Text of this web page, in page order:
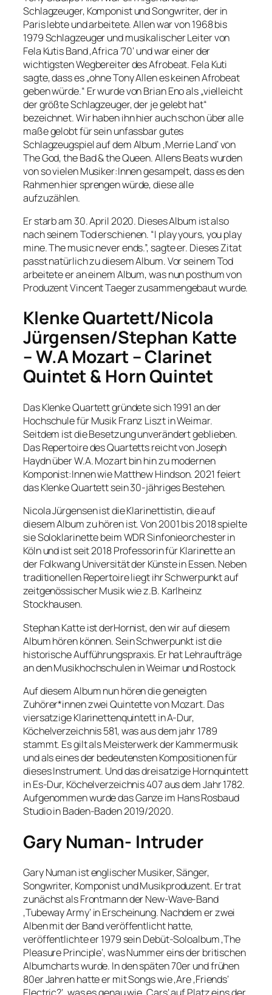
Schlagzeuger, Komponist und Songwriter, der in
Paris lebte und arbeitete. Allen war von 1968 bis
1979 Schlagzeuger und musikalischer Leiter von
Fela Kutis Band ‚Africa ’70‘ und war einer der
wichtigsten Wegbereiter des Afrobeat. Fela Kuti
sagte, dass es „ohne Tony Allen es keinen Afrobeat
geben würde.“ Er wurde von Brian Eno als „vielleicht
der größte Schlagzeuger, der je gelebt hat“
bezeichnet. Wir haben ihn hier auch schon über alle
maße gelobt für sein unfassbar gutes
Schlagzeugspiel auf dem Album ‚Merrie Land‘ von
The God, the Bad & the Queen. Allens Beats wurden
von so vielen Musiker:Innen gesampelt, dass es den
Rahmen hier sprengen würde, diese alle
aufzuzählen.
Er starb am 30. April 2020. Dieses Album ist also
nach seinem Tod erschienen. “I play yours, you play
mine. The music never ends.”, sagte er. Dieses Zitat
passt natürlich zu diesem Album. Vor seinem Tod
arbeitete er an einem Album, was nun posthum von
Produzent Vincent Taeger zusammengebaut wurde.
Klenke Quartett/Nicola
Jürgensen/Stephan Katte
– W.A Mozart – Clarinet
Quintet & Horn Quintet
Das Klenke Quartett gründete sich 1991 an der
Hochschule für Musik Franz Liszt in Weimar.
Seitdem ist die Besetzung unverändert geblieben.
Das Repertoire des Quartetts reicht von Joseph
Haydn über W.A. Mozart bin hin zu modernen
Komponist:Innen wie Matthew Hindson. 2021 feiert
das Klenke Quartett sein 30-jähriges Bestehen.
Nicola Jürgensen ist die Klarinettistin, die auf
diesem Album zu hören ist. Von 2001 bis 2018 spielte
sie Soloklarinette beim WDR Sinfonieorchester in
Köln und ist seit 2018 Professorin für Klarinette an
der Folkwang Universität der Künste in Essen. Neben
traditionellen Repertoire liegt ihr Schwerpunkt auf
zeitgenössischer Musik wie z.B. Karlheinz
Stockhausen.
Stephan Katte ist derHornist, den wir auf diesem
Album hören können. Sein Schwerpunkt ist die
historische Aufführungspraxis. Er hat Lehraufträge
an den Musikhochschulen in Weimar und Rostock
Auf diesem Album nun hören die geneigten
Zuhörer*innen zwei Quintette von Mozart. Das
viersatzige Klarinettenquintett in A-Dur,
Köchelverzeichnis 581, was aus dem jahr 1789
stammt. Es gilt als Meisterwerk der Kammermusik
und als eines der bedeutensten Kompositionen für
dieses Instrument. Und das dreisatzige Hornquintett
in Es-Dur, Köchelverzeichnis 407 aus dem Jahr 1782.
Aufgenommen wurde das Ganze im Hans Rosbaud
Studio in Baden-Baden 2019/2020.
Gary Numan- Intruder
Gary Numan ist englischer Musiker, Sänger,
Songwriter, Komponist und Musikproduzent. Er trat
zunächst als Frontmann der New-Wave-Band
‚Tubeway Army‘ in Erscheinung. Nachdem er zwei
Alben mit der Band veröffentlicht hatte,
veröffentlichte er 1979 sein Debüt-Soloalbum ‚The
Pleasure Principle‘, was Nummer eins der britischen
Albumcharts wurde. In den späten 70er und frühen
80er Jahren hatte er mit Songs wie ‚Are ‚Friends‘